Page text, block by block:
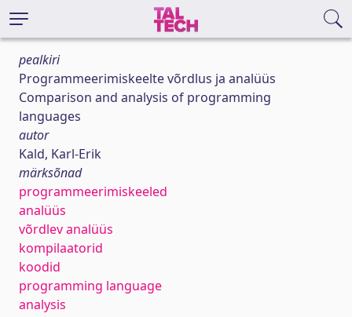
pealkiri
Programmeerimiskeelte võrdlus ja analüüs
Comparison and analysis of programming
languages
autor
Kald, Karl-Erik
märksõnad
programmeerimiskeeled
analüüs
võrdlev analüüs
kompilaatorid
koodid
programming language
analysis